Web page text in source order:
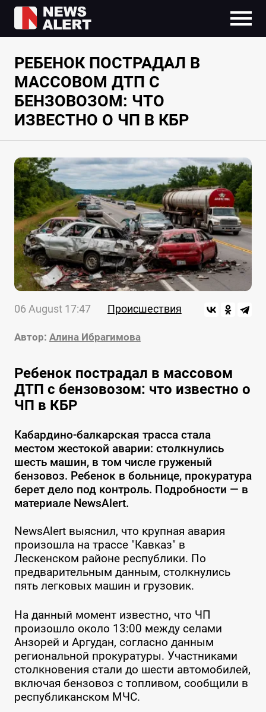
РЕБЕНОК ПОСТРАДАЛ В
МАССОВОМ ДТП С
БЕНЗОВОЗОМ: ЧТО
ИЗВЕСТНО О ЧП В КБР
06 August 17:47 Происшествия
Автор: Алина Ибрагимова
Ребенок пострадал в массовом
ДТП с бензовозом: что известно о
ЧП в КБР
Кабардино-балкарская трасса стала
местом жестокой аварии: столкнулись
шесть машин, в том числе груженый
бензовоз. Ребенок в больнице, прокуратура
берет дело под контроль. Подробности — в
материале NewsAlert.
NewsAlert выяснил, что крупная авария
произошла на трассе "Кавказ" в
Лескенском районе республики. По
предварительным данным, столкнулись
пять легковых машин и грузовик.
На данный момент известно, что ЧП
произошло около 13:00 между селами
Анзорей и Аргудан, согласно данным
региональной прокуратуры. Участниками
столкновения стали до шести автомобилей,
включая бензовоз с топливом, сообщили в
республиканском МЧС.